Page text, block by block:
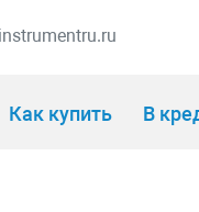
Как купить В